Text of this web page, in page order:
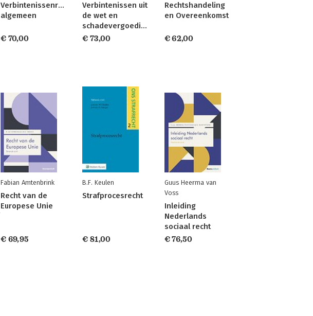
Verbintenissenrecht
algemeen
€ 70,00
Verbintenissen uit
de wet en
schadevergoeding
€ 73,00
Rechtshandeling
en Overeenkomst
€ 62,00
Fabian Amtenbrink
Recht van de
Europese Unie
€ 69,95
B.F. Keulen
Strafprocesrecht
€ 81,00
Guus Heerma van
Voss
Inleiding
Nederlands
sociaal recht
€ 76,50